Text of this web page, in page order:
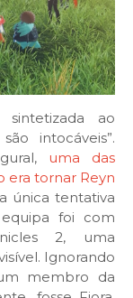
ao
intocáveis”.
uma das
era tornar Reyn
única tentativa
foi com
2, uma
Ignorando
membro da